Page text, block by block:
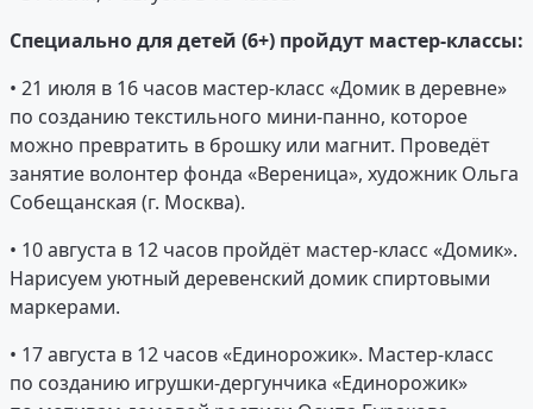
Специально для детей (6+) пройдут мастер-классы:
• 21 июля в 16 часов мастер-класс «Домик в деревне»
по созданию текстильного мини-панно, которое
можно превратить в брошку или магнит. Проведёт
занятие волонтер фонда «Вереница», художник Ольга
Собещанская (г. Москва).
• 10 августа в 12 часов пройдёт мастер-класс «Домик».
Нарисуем уютный деревенский домик спиртовыми
маркерами.
• 17 августа в 12 часов «Единорожик». Мастер-класс
по созданию игрушки-дергунчика «Единорожик»